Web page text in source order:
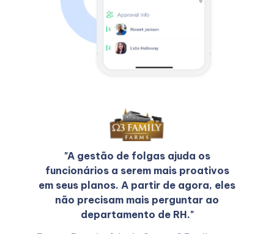
"A gestão de folgas ajuda os
funcionários a serem mais proativos
em seus planos. A partir de agora, eles
não precisam mais perguntar ao
departamento de RH."